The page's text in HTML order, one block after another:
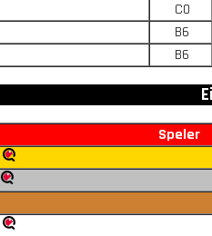
C0
B6
B6
Speler